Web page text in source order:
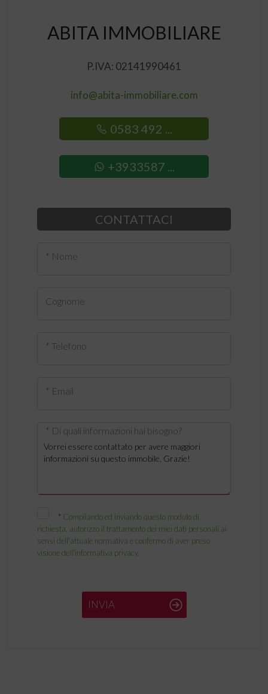
ABITA IMMOBILIARE
P.IVA: 02141990461
info@abita-immobiliare.com
0583 492 ...
+3933587 ...
CONTATTACI
* Nome
Cognome
* Telefono
* Email
* Di quali informazioni hai bisogno?
* Compilando ed inviando questo modulo di
richiesta, autorizzo il trattamento dei miei dati personali ai
sensi dell'attuale normativa e confermo di aver preso
visione dell'informativa privacy.
INVIA